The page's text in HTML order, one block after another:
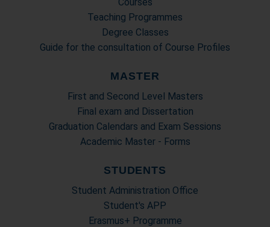
Teaching Programmes
Degree Classes
Guide for the consultation of Course Profiles
MASTER
First and Second Level Masters
Final exam and Dissertation
Graduation Calendars and Exam Sessions
Academic Master - Forms
STUDENTS
Student Administration Office
Student's APP
Erasmus+ Programme